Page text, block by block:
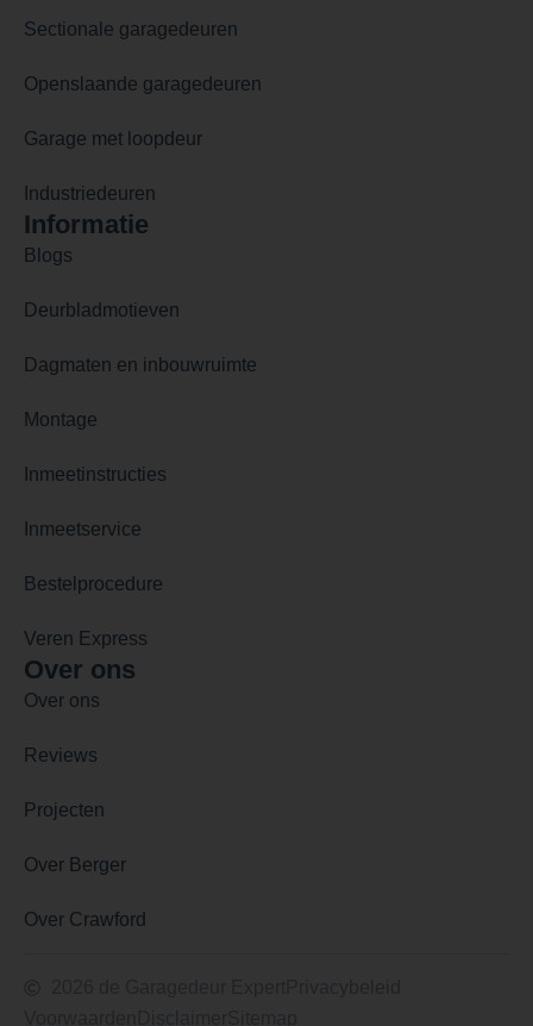
Sectionale garagedeuren
Openslaande garagedeuren
Garage met loopdeur
Industriedeuren
Informatie
Blogs
Deurbladmotieven
Dagmaten en inbouwruimte
Montage
Inmeetinstructies
Inmeetservice
Bestelprocedure
Veren Express
Over ons
Over ons
Reviews
Projecten
Over Berger
Over Crawford